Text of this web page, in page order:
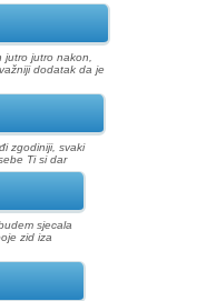
jutro nakon,
dodatak da je
zgodiniji, svaki
Ti si dar
sjecala
zid iza